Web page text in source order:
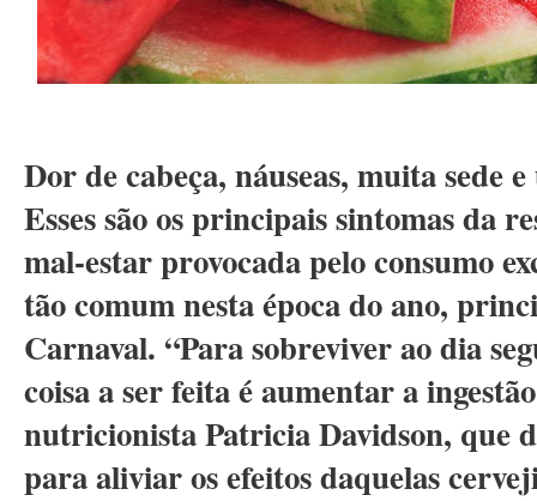
Dor de cabeça, náuseas, muita sede
Esses são os principais sintomas da
mal-estar provocada pelo consumo
tão comum nesta época do ano,
Carnaval. “Para sobreviver ao dia
coisa a ser feita é aumentar a
nutricionista Patricia Davidson, que
para aliviar os efeitos daquelas